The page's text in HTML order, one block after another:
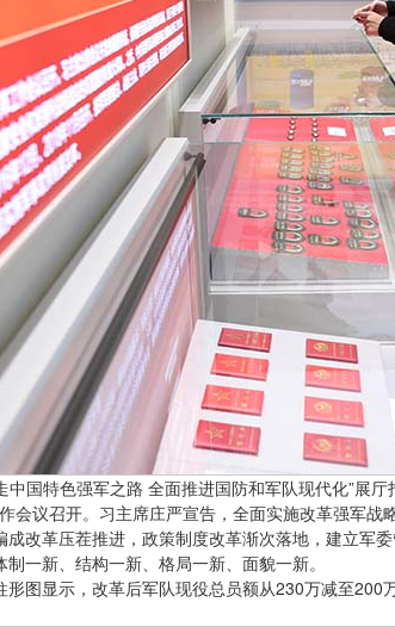
中国特色强军之路 全面推进国防和军队现代化”
议召开。习主席庄严宣告，全面实施改革强军战
改革压茬推进，政策制度改革渐次落地，建立
一新、结构一新、格局一新、面貌一新。
图显示，改革后军队现役总员额从230万减至